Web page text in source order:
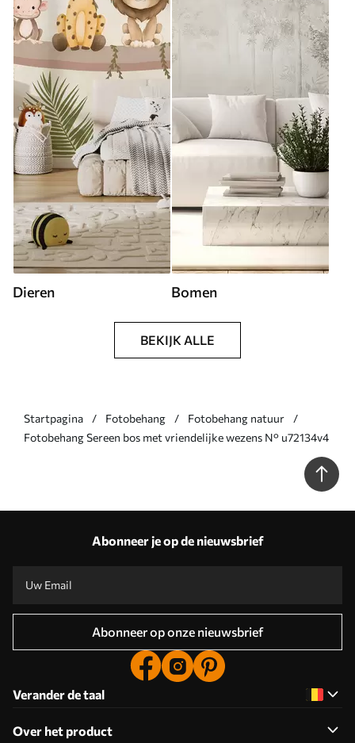
Dieren Bomen
BEKIJK ALLE
Startpagina Fotobehang
Fotobehang natuur
Fotobehang Sereen bos met vriendelijke wezens N° u72134v4
Abonneer je op de nieuwsbrief
Abonneer op onze nieuwsbrief
Verander de taal
Over het product